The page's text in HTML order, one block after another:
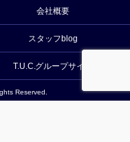
会社概要
スタッフblog
T.U.C.グループサイト
Reserved.